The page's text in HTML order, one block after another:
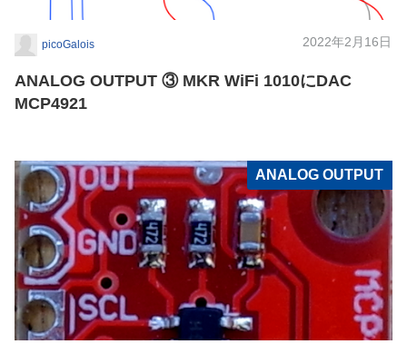
picoGalois 2022年2月16日
ANALOG OUTPUT ③ MKR WiFi 1010にDAC
MCP4921
ANALOG OUTPUT